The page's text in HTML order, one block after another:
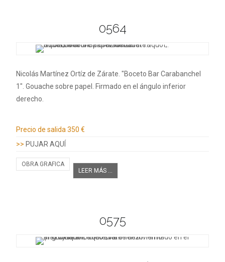
0564
Nicolás Martínez Ortíz de Zárate. "Boceto Bar Carabanchel
1". Gouache sobre papel. Firmado en el ángulo inferior
derecho.
Precio de salida 350 €
>> PUJAR AQUÍ
OBRA GRAFICA
LEER MÁS ...
0575